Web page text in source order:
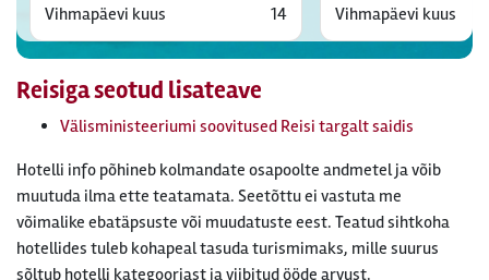
Vihmapäevi kuus
14
Vihmapäevi kuus
Reisiga seotud lisateave
Välisministeeriumi soovitused Reisi targalt saidis
Hotelli info põhineb kolmandate osapoolte andmetel ja võib
muutuda ilma ette teatamata. Seetõttu ei vastuta me
võimalike ebatäpsuste või muudatuste eest. Teatud sihtkoha
hotellides tuleb kohapeal tasuda turismimaks, mille suurus
sõltub hotelli kategooriast ja viibitud ööde arvust.